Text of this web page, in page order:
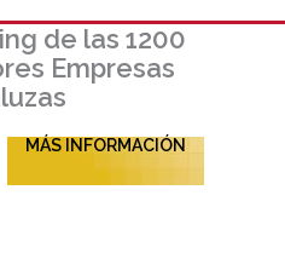
de las 1200
Empresas
MÁS INFORMACIÓN